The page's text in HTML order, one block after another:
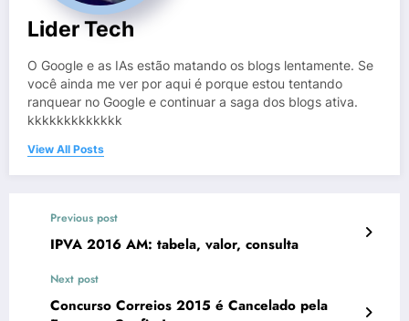
Lider Tech
O Google e as IAs estão matando os blogs lentamente. Se
você ainda me ver por aqui é porque estou tentando
ranquear no Google e continuar a saga dos blogs ativa.
kkkkkkkkkkkkk
View All Posts
Previous post
IPVA 2016 AM: tabela, valor, consulta
Next post
Concurso Correios 2015 é Cancelado pela